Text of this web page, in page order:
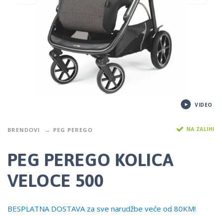
VIDEO
BRENDOVI PEG PEREGO NA ZALIHI
PEG PEREGO KOLICA
VELOCE 500
BESPLATNA DOSTAVA za sve narudžbe veće od 80KM!